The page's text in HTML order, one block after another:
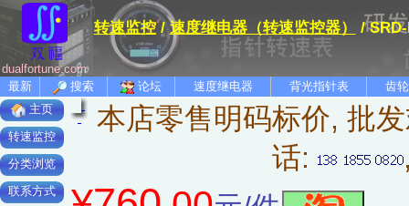
dualfortune.com
转速监控/速度继电器（转速监控器） /
最新 搜索 论坛 速度继电器 背光指针表
齿
主页
转速监控
分类浏览
联系方式
本店零售明码标价, 批
话: